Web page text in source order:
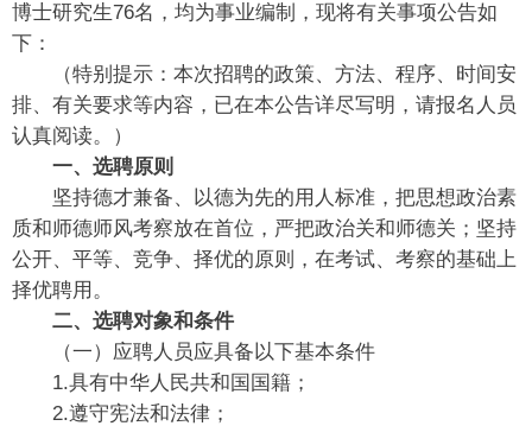
博士研究生76名，均为事业编制，现将有关事项公告如
下：
（特别提示：本次招聘的政策、方法、程序、时间安
排、有关要求等内容，已在本公告详尽写明，请报名人员
认真阅读。）
一、选聘原则
坚持德才兼备、以德为先的用人标准，把思想政治素
质和师德师风考察放在首位，严把政治关和师德关；坚持
公开、平等、竞争、择优的原则，在考试、考察的基础上
择优聘用。
二、选聘对象和条件
（一）应聘人员应具备以下基本条件
1.具有中华人民共和国国籍；
2.遵守宪法和法律；